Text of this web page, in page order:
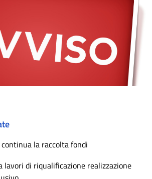
continua la raccolta fondi
lavori di riqualificazione realizzazione